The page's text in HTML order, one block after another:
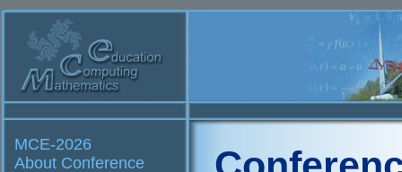
MCE-2026
About Conference